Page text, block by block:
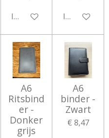
In winkelwagenIn
A6
Ritsbind
er -
Donker
grijs
A6
binder -
Zwart
€ 8,47